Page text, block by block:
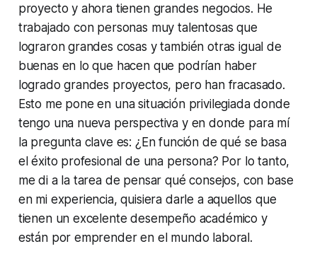
proyecto y ahora tienen grandes negocios. He
trabajado con personas muy talentosas que
lograron grandes cosas y también otras igual de
buenas en lo que hacen que podrían haber
logrado grandes proyectos, pero han fracasado.
Esto me pone en una situación privilegiada donde
tengo una nueva perspectiva y en donde para mí
la pregunta clave es: ¿En función de qué se basa
el éxito profesional de una persona? Por lo tanto,
me di a la tarea de pensar qué consejos, con base
en mi experiencia, quisiera darle a aquellos que
tienen un excelente desempeño académico y
están por emprender en el mundo laboral.